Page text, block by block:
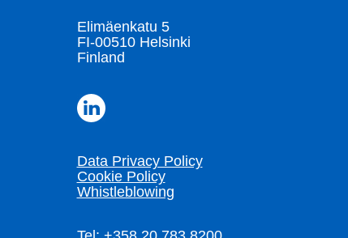
Elimäenkatu 5
FI-00510 Helsinki
Finland
Data Privacy Policy
Cookie Policy
Whistleblowing